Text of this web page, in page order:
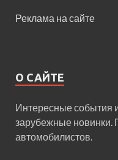
Реклама на сайте
О САЙТЕ
Интересные события
зарубежные
автомобилистов.